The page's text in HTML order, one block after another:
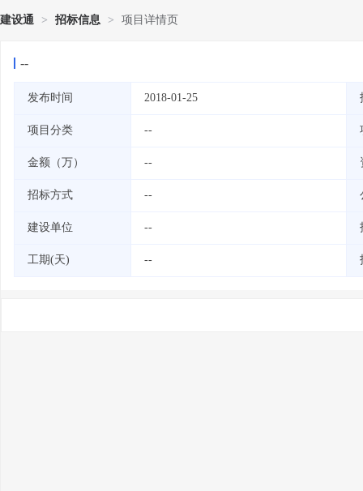
建设通 > 招标信息 > 项目详情页
--
发布时间 2018-01-25
项目分类 --
金额（万） --
招标方式 --
建设单位 --
工期(天) --